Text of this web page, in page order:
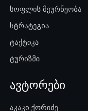
სოფლის მეურნეობა
სტრატეგია
ტაქტიკა
ტურიზმი
ავტორები
აკაკი ქორიძე